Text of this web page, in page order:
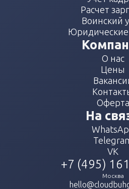
Расчет
Воинский
Юридические
О нас
Цены
Оферта
На
VK
+7 (495)
Москва